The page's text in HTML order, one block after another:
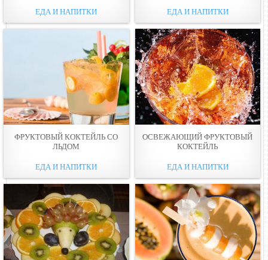
ЕДА И НАПИТКИ ЕДА И НАПИТКИ
ФРУКТОВЫЙ КОКТЕЙЛЬ СО
ЛЬДОМ
ЕДА И НАПИТКИ
ОСВЕЖАЮЩИЙ ФРУКТОВЫЙ
КОКТЕЙЛЬ
ЕДА И НАПИТКИ